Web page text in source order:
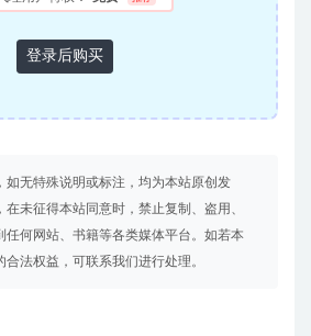
登录后购买
如无特殊说明或标注，均为本站原创发
未征得本站同意时，禁止复制、盗用、
任何网站、书籍等各类媒体平台。如若本
法权益，可联系我们进行处理。